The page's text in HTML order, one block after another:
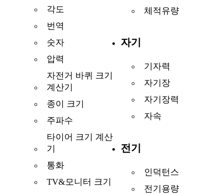
각도
번역
숫자
압력
자전거 바퀴 크기
계산기
종이 크기
주파수
타이어 크기 계산
기
통화
TV&모니터 크기
체적유량
자기
기자력
자기장
자기장력
자속
전기
인덕턴스
전기용량